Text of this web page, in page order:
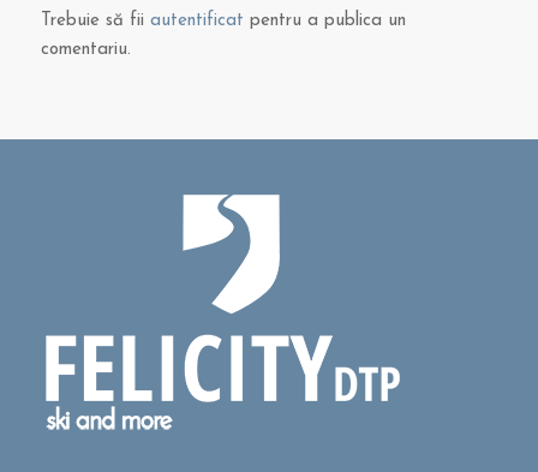
Trebuie să fii autentificat pentru a publica un
comentariu.